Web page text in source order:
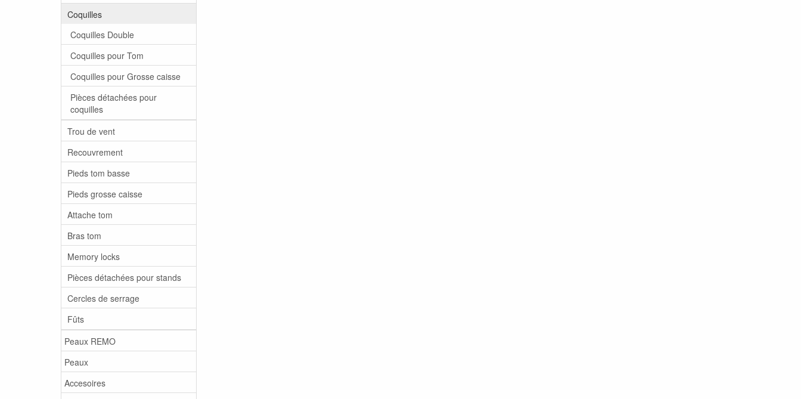
Coquilles
Coquilles Double
Coquilles pour Tom
Coquilles pour Grosse caisse
Pièces détachées pour
coquilles
Trou de vent
Recouvrement
Pieds tom basse
Pieds grosse caisse
Attache tom
Bras tom
Memory locks
Pièces détachées pour stands
Cercles de serrage
Fûts
Peaux REMO
Peaux
Accesoires